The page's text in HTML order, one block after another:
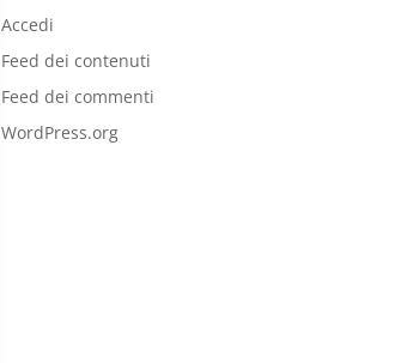
Accedi
Feed dei contenuti
Feed dei commenti
WordPress.org